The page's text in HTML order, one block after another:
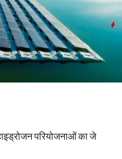
परियोजनाओं का जे